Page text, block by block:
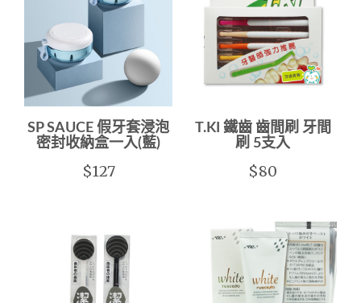
SP SAUCE 假牙套浸泡
密封收納盒一入(藍)
$127
T.KI 鐵齒 齒間刷 牙間
刷 5支入
$80